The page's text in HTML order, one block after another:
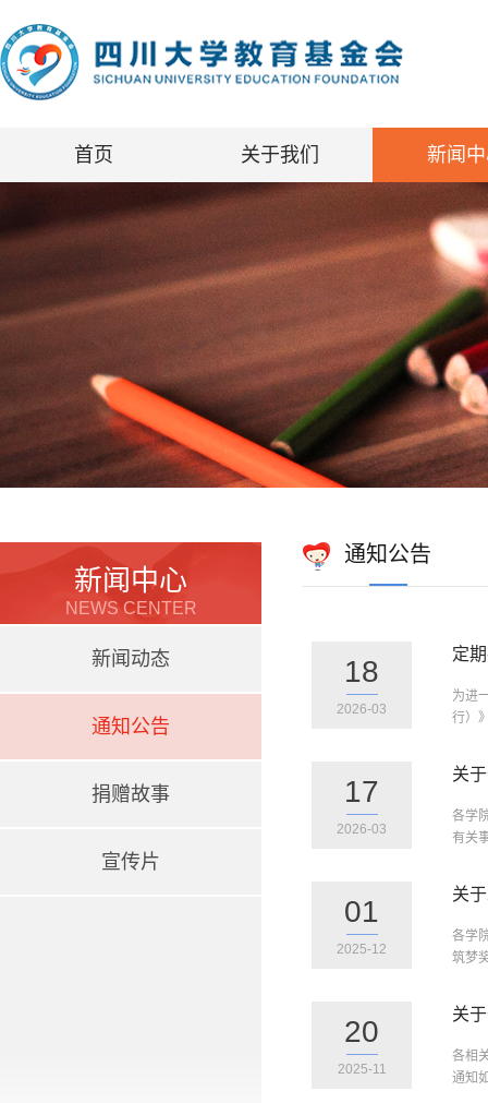
首页 关于我们 新闻
新闻中心
NEWS CENTER
新闻动态
通知公告
捐赠故事
宣传片
通知公告
18
2026-03
定
为进
行）
17
2026-03
关
各学
有关
01
2025-12
关
各学
筑梦
20
2025-11
关
各相
通知